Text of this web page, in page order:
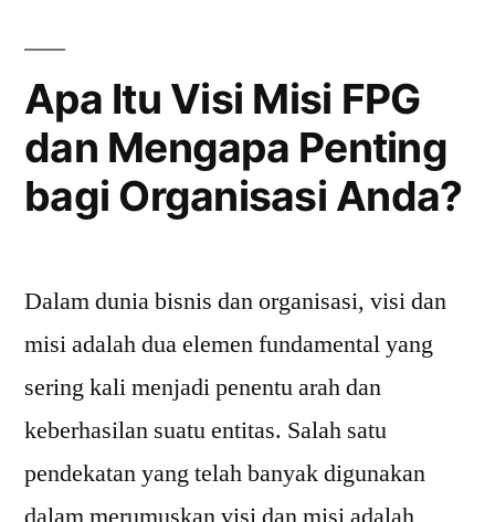
Apa Itu Visi Misi FPG
dan Mengapa Penting
bagi Organisasi Anda?
Dalam dunia bisnis dan organisasi, visi dan
misi adalah dua elemen fundamental yang
sering kali menjadi penentu arah dan
keberhasilan suatu entitas. Salah satu
pendekatan yang telah banyak digunakan